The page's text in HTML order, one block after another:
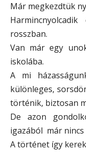
Már megkezdtük
rosszban.
Van már egy
iskolába.
A mi
különleges,
történik, biztosan
De azon
igazából már nincs
A történet így